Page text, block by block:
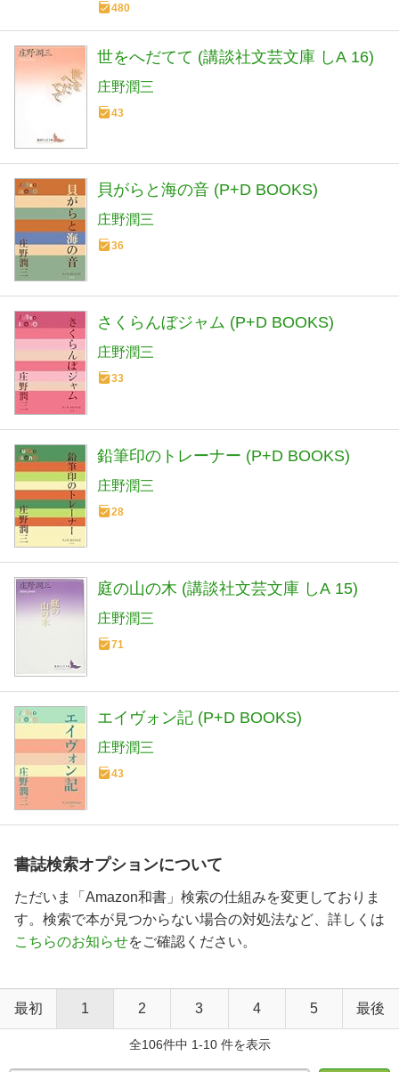
480
世をへだてて (講談社文芸文庫 しA 16)
庄野潤三
43
貝がらと海の音 (P+D BOOKS)
庄野潤三
36
さくらんぼジャム (P+D BOOKS)
庄野潤三
33
鉛筆印のトレーナー (P+D BOOKS)
庄野潤三
28
庭の山の木 (講談社文芸文庫 しA 15)
庄野潤三
71
エイヴォン記 (P+D BOOKS)
庄野潤三
43
書誌検索オプションについて
ただいま「Amazon和書」検索の仕組みを変更しておりま
す。検索で本が見つからない場合の対処法など、詳しくは
こちらのお知らせをご確認ください。
最初 1 2 3 4 5 最後
全106件中 1-10 件を表示